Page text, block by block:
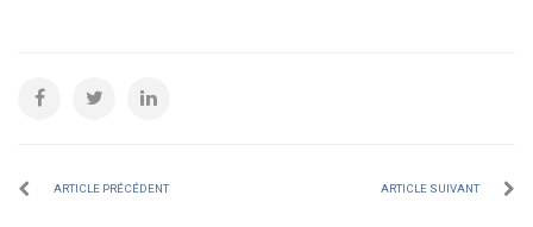
ARTICLE PRÉCÉDENT ARTICLE SUIVANT